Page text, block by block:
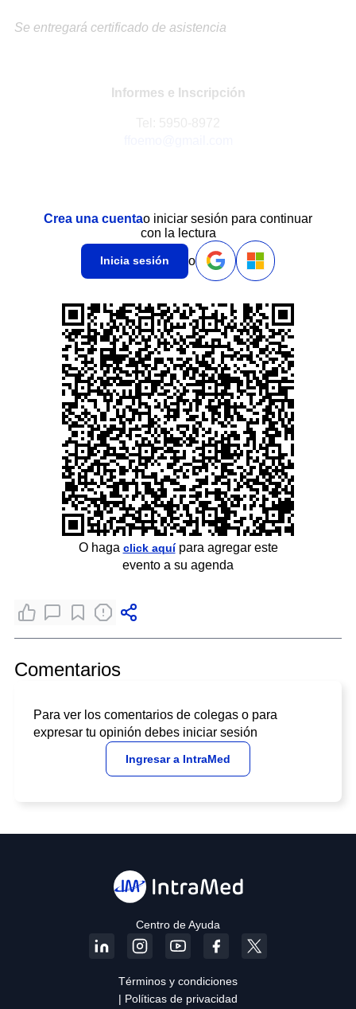
Se entregará certificado de asistencia
Informes e Inscripción
Crea una cuentao iniciar sesión para continuar
con la lectura
Inicia sesión o
O haga click aquípara agregar este
evento a su agenda
Comentarios
Para ver los comentarios de colegas o para
expresar tu opinión debes iniciar sesión
Ingresar a IntraMed
Centro de Ayuda
Términos y condiciones
| Políticas de privacidad